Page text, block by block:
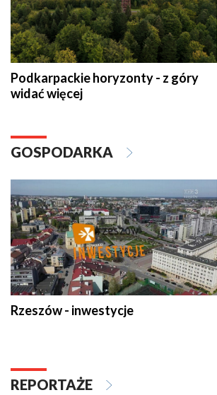
Podkarpackie horyzonty - z góry
widać więcej
GOSPODARKA
Rzeszów - inwestycje
REPORTAŻE